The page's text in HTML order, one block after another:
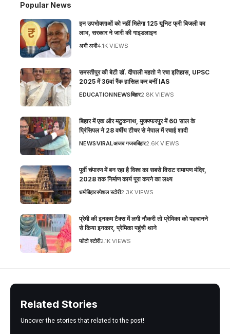
Popular News
इन उपभोक्ताओं को नहीं मिलेगा 125 यूनिट फ्री बिजली का
लाभ, सरकार ने जारी की गाइडलाइन
अभी अभी4.1K VIEWS
समस्तीपुर की बेटी डॉ. दीपाली महतो ने रचा इतिहास, UPSC
2025 में 36वां रैंक हासिल कर बनीं IAS
EDUCATIONNEWSबिहार2.8K VIEWS
बिहार में एक और मटुकनाथ, मुजफ्फरपुर में 60 साल के
प्रिंसिपल ने 28 वर्षीय टीचर से नेपाल में रचाई शादी
NEWSVIRALअजब गजबबिहार2.6K VIEWS
पूर्वी चंपारण में बन रहा है विश्व का सबसे विराट रामायण मंदिर,
2028 तक निर्माण कार्य पूरा करने का लक्ष्य
धर्मबिहारस्पेशल स्टोरी2.3K VIEWS
प्रेमी की इनकम टैक्स में लगी नौकरी तो प्रेमिका को पहचानने
से किया इनकार, प्रेमिका पहुंची थाने
फोटो स्टोरी2.1K VIEWS
Related Stories
Uncover the stories that related to the post!